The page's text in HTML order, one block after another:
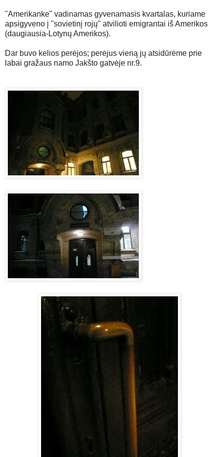
"Amerikanke" vadinamas gyvenamasis kvartalas, kuriame
apsigyveno į "sovietinį rojų" atvilioti emigrantai iš Amerikos
(daugiausia-Lotynų Amerikos).
Dar buvo kelios perėjos; perėjus vieną jų atsidūrėme prie
labai gražaus namo Jakšto gatvėje nr.9.